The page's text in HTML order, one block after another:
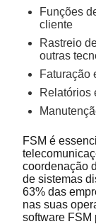
Funções
cliente
Rastreio
outras
Faturação
Relatórios
FSM é
coordenação
de sistemas
63% das
nas suas
software FSM